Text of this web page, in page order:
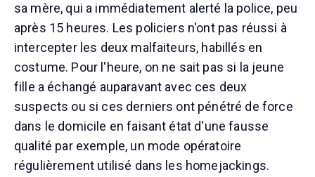
sa mère, qui a immédiatement alerté la police, peu
après 15 heures. Les policiers n'ont pas réussi à
intercepter les deux malfaiteurs, habillés en
costume. Pour l'heure, on ne sait pas si la jeune
fille a échangé auparavant avec ces deux
suspects ou si ces derniers ont pénétré de force
dans le domicile en faisant état d'une fausse
qualité par exemple, un mode opératoire
régulièrement utilisé dans les homejackings.